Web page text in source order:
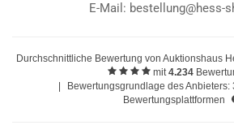
E-Mail: bestellung@hess-
Durchschnittliche Bewertung von Auktionshaus
mit4.234
Bewertungsgrundlage des Anbieters:
Bewertungsplattformen